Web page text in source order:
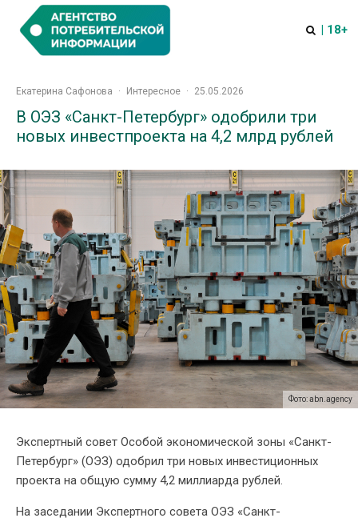
| 18+
Екатерина Сафонова · Интересное · 25.05.2026
В ОЭЗ «Санкт-Петербург» одобрили три
новых инвестпроекта на 4,2 млрд рублей
Фото: abn.agency
Экспертный совет Особой экономической зоны «Санкт-
Петербург» (ОЭЗ) одобрил три новых инвестиционных
проекта на общую сумму 4,2 миллиарда рублей.
На заседании Экспертного совета ОЭЗ «Санкт-